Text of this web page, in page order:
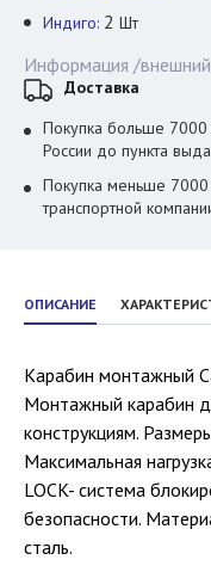
ОПИСАНИЕ
Карабин монтажный
Монтажный карабин
конструкциям.
Максимальная
LOCK- cистема
безопасности.
сталь.
Индиго: 2 Шт
Информация /
Доставка
Покупка больше 7000
России до пункта
Покупка меньше 7000
транспортной